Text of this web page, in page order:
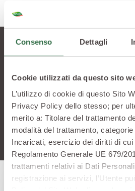
Consenso Dettagli
Cookie utilizzati da questo sito
L’utilizzo di cookie di questo Sito
Privacy Policy dello stesso; per
merito a: Titolare del trattamento
modalità del trattamento,
Incaricati, esercizio dei diritti di
Regolamento Generale UE 679/
trattamenti relativi ai Dati
registrazione ai servizi, l’Utente
Vuoi saperne di più? Scopri
potrebbero stuzzicare la tua